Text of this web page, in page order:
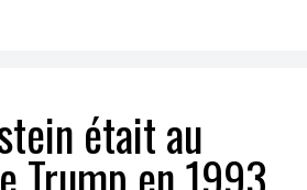
était au